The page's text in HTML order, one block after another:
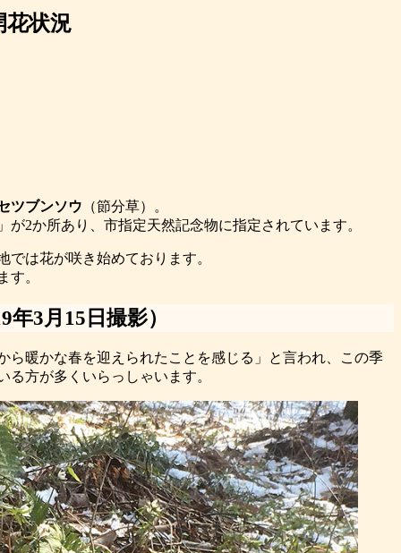
花状況
ツブンソウ （節分草）。
2か所あり、市指定天然記念物に指定されています。
は花が咲き始めております。
す。
3月15日撮影）
ら暖かな春を迎えられたことを感じる」と言われ、この季
方が多くいらっしゃいます。